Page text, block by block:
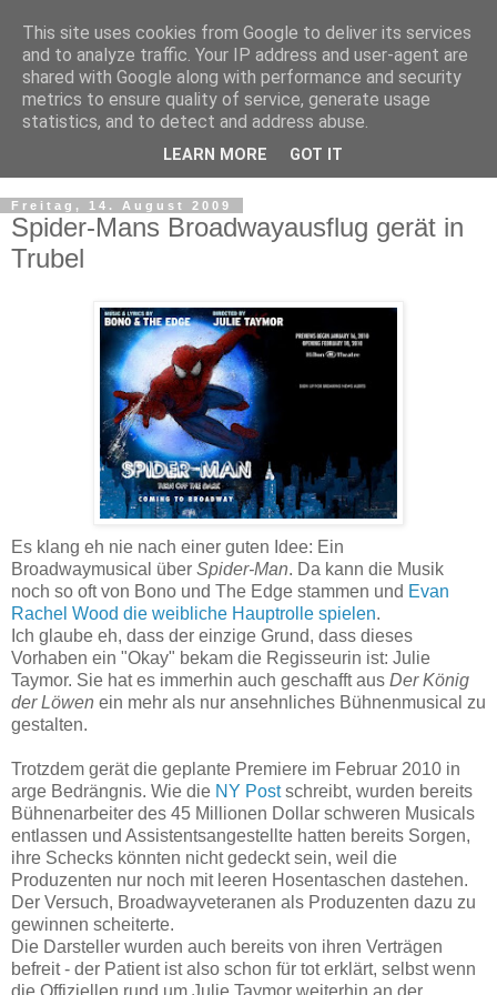
Freitag, 14. August 2009
Spider-Mans Broadwayausflug gerät in
Trubel
Es klang eh nie nach einer guten Idee: Ein
Broadwaymusical über Spider-Man. Da kann die Musik
noch so oft von Bono und The Edge stammen und Evan
Rachel Wood die weibliche Hauptrolle spielen.
Ich glaube eh, dass der einzige Grund, dass dieses
Vorhaben ein "Okay" bekam die Regisseurin ist: Julie
Taymor. Sie hat es immerhin auch geschafft aus Der König
der Löwen ein mehr als nur ansehnliches Bühnenmusical zu
gestalten.
Trotzdem gerät die geplante Premiere im Februar 2010 in
arge Bedrängnis. Wie die NY Postschreibt, wurden bereits
Bühnenarbeiter des 45 Millionen Dollar schweren Musicals
entlassen und Assistentsangestellte hatten bereits Sorgen,
ihre Schecks könnten nicht gedeckt sein, weil die
Produzenten nur noch mit leeren Hosentaschen dastehen.
Der Versuch, Broadwayveteranen als Produzenten dazu zu
gewinnen scheiterte.
Die Darsteller wurden auch bereits von ihren Verträgen
befreit - der Patient ist also schon für tot erklärt, selbst wenn
This site uses cookies from Google to deliver its services
and to analyze traffic. Your IP address and user-agent are
shared with Google along with performance and security
metrics to ensure quality of service, generate usage
statistics, and to detect and address abuse.
LEARN MORE GOT IT